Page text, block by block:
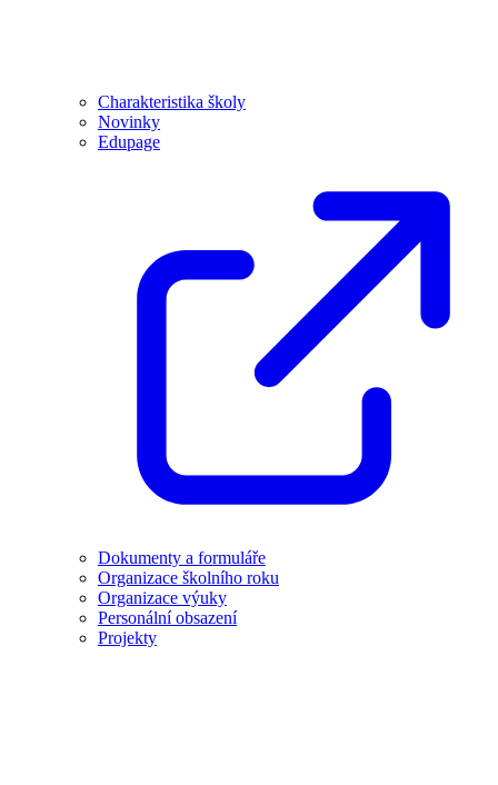
Charakteristika školy
Novinky
Edupage
Dokumenty a formuláře
Organizace školního roku
Organizace výuky
Personální obsazení
Projekty